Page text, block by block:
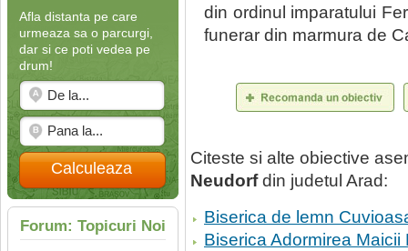
Afla distanta pe care
urmeaza sa o parcurgi,
dar si ce poti vedea pe
drum!
Calculeaza
Forum: Topicuri Noi
din ordinul imparatului
funerar din marmura de
Citeste si alte obiective
Neudorfdin judetul Arad:
Biserica de lemn
Biserica Adormirea